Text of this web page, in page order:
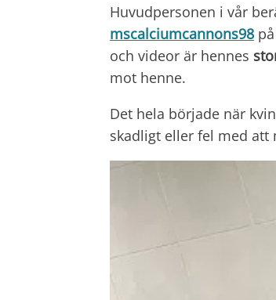
Huvudpersonen i vår
mscalciumcannons98
och videor är hennes
mot henne.
Det hela började när
skadligt eller fel med att